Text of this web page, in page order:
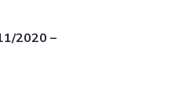
2020 –